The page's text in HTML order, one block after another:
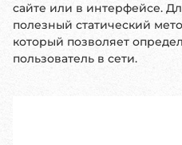
сайте или в интерфейсе.
полезный статический
который позволяет
пользователь в сети.